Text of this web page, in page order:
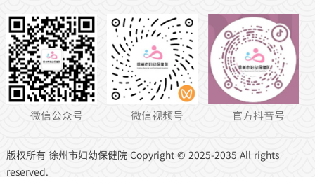
微信公众号 微信视频号 官方抖音号
版权所有 徐州市妇幼保健院 Copyright © 2025-2035 All rights
reserved.